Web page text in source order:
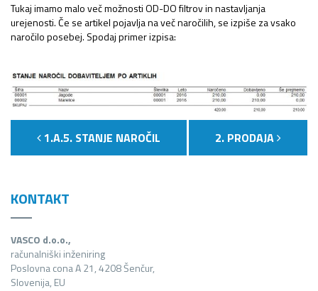
Tukaj imamo malo več možnosti OD-DO filtrov in nastavljanja
urejenosti. Če se artikel pojavlja na več naročilih, se izpiše za vsako
naročilo posebej. Spodaj primer izpisa:
1.A.5. STANJE NAROČIL 2. PRODAJA
KONTAKT
VASCO d.o.o.,
računalniški inženiring
Poslovna cona A 21, 4208 Šenčur,
Slovenija, EU